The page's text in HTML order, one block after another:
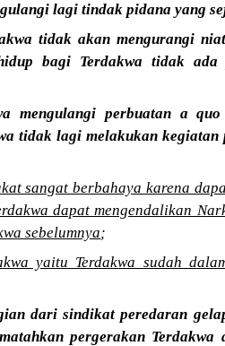
lagi tindak pidana yang
tidak akan mengurangi
bagi Terdakwa tidak ada
mengulangi perbuatan a
tidak lagi melakukan kegiatan
sangat berbahaya karena
dapat mengendalikan
sebelumnya;
yaitu Terdakwa sudah
dari sindikat peredaran
pergerakan Terdakwa